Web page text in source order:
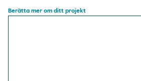
Berätta mer om ditt projekt